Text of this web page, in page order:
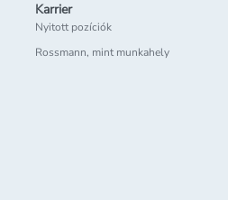
Karrier
Nyitott pozíciók
Rossmann, mint munkahely